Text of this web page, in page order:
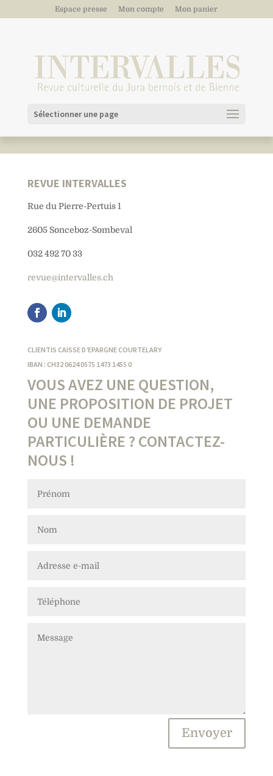
Espace presse Mon compte Mon panier
Sélectionner une page
REVUE INTERVALLES
Rue du Pierre-Pertuis 1
2605 Sonceboz-Sombeval
032 492 70 33
revue@intervalles.ch
CLIENTIS CAISSE D’EPARGNE COURTELARY
IBAN : CH32 0624 0575 1473 1455 0
VOUS AVEZ UNE QUESTION,
UNE PROPOSITION DE PROJET
OU UNE DEMANDE
PARTICULIÈRE ? CONTACTEZ-
NOUS !
Envoyer